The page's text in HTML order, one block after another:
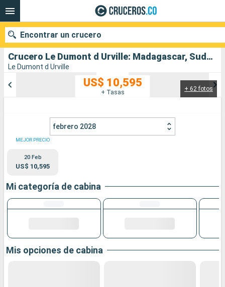
Crucero Le Dumont d Urville: Madagascar, Sudafrica salida desde Nosy-Bé
Le Dumont d Urville
+ 62 fotos
US$ 10,595
+ Tasas
febrero 2028
MEJOR PRECIO
20 Feb
US$ 10,595
Mi categoría de cabina
Mis opciones de cabina
Encontrar un crucero
Puertos Compañías